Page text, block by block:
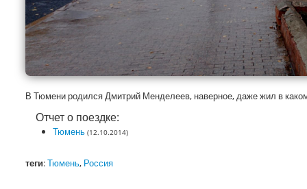
В Тюмени родился Дмитрий Менделеев, наверное, даже жил в
Отчет о поездке:
Тюмень (12.10.2014)
теги:Тюмень, Россия